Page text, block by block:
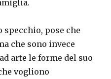
pose che
che sono invece
arte le forme del suo
vogliono